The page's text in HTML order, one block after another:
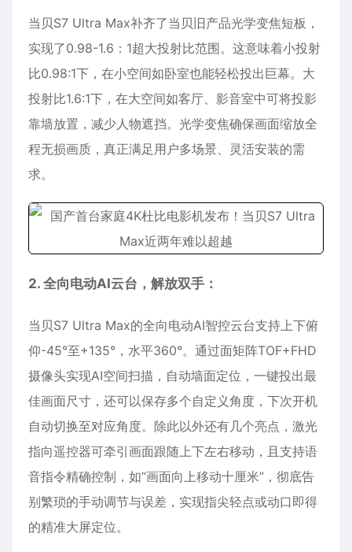
当贝S7 Ultra Max补齐了当贝旧产品光学变焦短板，
实现了0.98-1.6：1超大投射比范围。这意味着小投射
比0.98:1下，在小空间如卧室也能轻松投出巨幕。大
投射比1.6:1下，在大空间如客厅、影音室中可将投影
靠墙放置，减少人物遮挡。光学变焦确保画面缩放全
程无损画质，真正满足用户多场景、灵活安装的需
求。
2. 全向电动AI云台，解放双手：
当贝S7 Ultra Max的全向电动AI智控云台支持上下俯
仰-45°至+135°，水平360°。通过面矩阵TOF+FHD
摄像头实现AI空间扫描，自动墙面定位，一键投出最
佳画面尺寸，还可以保存多个自定义角度，下次开机
自动切换至对应角度。除此以外还有几个亮点，激光
指向遥控器可牵引画面跟随上下左右移动，且支持语
音指令精确控制，如“画面向上移动十厘米”，彻底告
别繁琐的手动调节与误差，实现指尖轻点或动口即得
的精准大屏定位。